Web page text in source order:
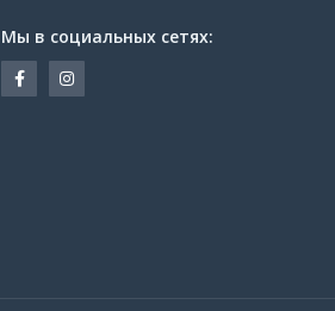
Мы в социальных сетях: